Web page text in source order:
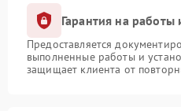
Гарантия на работы
Предоставляется
выполненные работы и
защищает клиента от